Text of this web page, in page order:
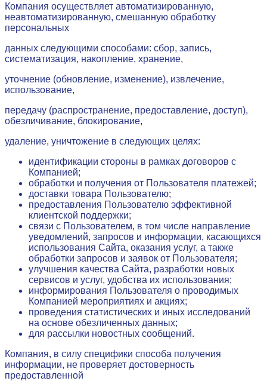
Компания осуществляет автоматизированную,
неавтоматизированную, смешанную обработку
персональных
данных следующими способами: сбор, запись,
систематизация, накопление, хранение,
уточнение (обновление, изменение), извлечение,
использование,
передачу (распространение, предоставление, доступ),
обезличивание, блокирование,
удаление, уничтожение в следующих целях:
идентификации стороны в рамках договоров с
Компанией;
обработки и получения от Пользователя платежей;
доставки товара Пользователю;
предоставления Пользователю эффективной
клиентской поддержки;
связи с Пользователем, в том числе направление
уведомлений, запросов и информации, касающихся
использования Сайта, оказания услуг, а также
обработки запросов и заявок от Пользователя;
улучшения качества Сайта, разработки новых
сервисов и услуг, удобства их использования;
информирования Пользователя о проводимых
Компанией мероприятиях и акциях;
проведения статистических и иных исследований
на основе обезличенных данных;
для рассылки новостных сообщений.
Компания, в силу специфики способа получения
информации, не проверяет достоверность
предоставленной